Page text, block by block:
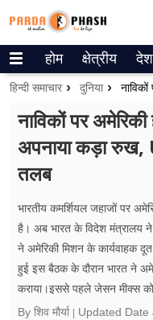
Trending on Google
ePaper
वेब स्टोरीज
उत्तर प्रदेश
गैलरी
वीडियो
रिलेशनशिप
होम क्षेत्रीय देश
हिन्दी समाचार दुनिया
नाविकों पर
अपनाया कड़ा रुख,
तलब
भारतीय कमर्शियल जहाजों पर
है। अब भारत के विदेश मंत्रालय
ने अमेरिकी मिशन के कार्यवाहक
हुई इस बैठक के दौरान भारत ने
कराया।इससे पहले जेसन मीक्स को
By शिव मौर्या
Updated Date